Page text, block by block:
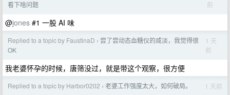
看下啥问题
前
@jones #1 一股 AI 味
Replied to a topic by FaustinaD › 尝了尝动态血糖仪的咸淡，我觉得很
OK
1 天
前
我老婆怀孕的时候，唐筛没过，就是带这个观察，很方便
Replied to a topic by Harbor0202 › 老婆工作强度太大，如何破局。 1 天前